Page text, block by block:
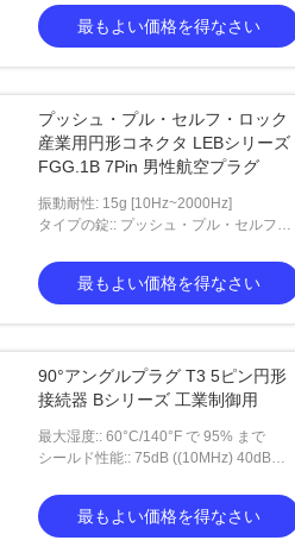
最もよい価格を得なさい
プッシュ・プル・セルフ・ロック
産業用円形コネクタ LEBシリーズ
FGG.1B 7Pin 男性航空プラグ
振動耐性: 15g [10Hz~2000Hz]
タイプの錠:: プッシュ・プル・セルフ・
最もよい価格を得なさい
90°アングルプラグ T3 5ピン円形
接続器 Bシリーズ 工業制御用
最大湿度:: 60°C/140°F で 95% まで
シールド性能:: 75dB ((10MHz) 40dB
最もよい価格を得なさい